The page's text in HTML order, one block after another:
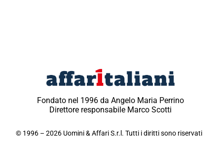
Fondato nel 1996 da Angelo Maria Perrino
Direttore responsabile Marco Scotti
© 1996 – 2026 Uomini & Affari S.r.l. Tutti i diritti sono riservati